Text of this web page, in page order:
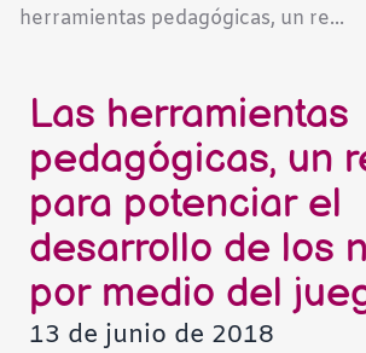
herramientas pedagógicas, un re...
Las herramientas
pedagógicas, un
para potenciar el
desarrollo de los
por medio del
13 de junio de 2018
Aumentar
Escala de
Alto contraste
Contraste